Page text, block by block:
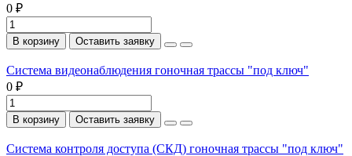
0 ₽
В корзину Оставить заявку
Система видеонаблюдения гоночная трассы "под ключ"
0 ₽
В корзину Оставить заявку
Система контроля доступа (СКД) гоночная трассы "под ключ"